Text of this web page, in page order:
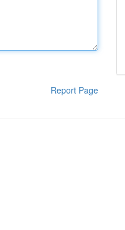
Report Page